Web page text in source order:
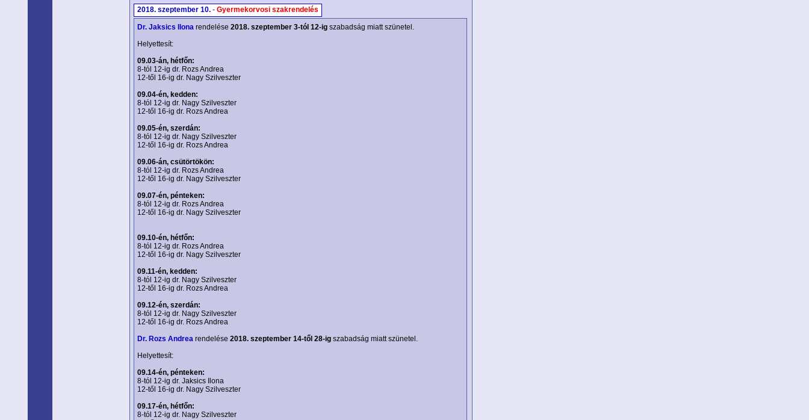
2018. szeptember 10. - Gyermekorvosi szakrendelés
Dr. Jaksics Ilona rendelése 2018. szeptember 3-tól 12-ig szabadság miatt szünetel.
Helyettesít:
09.03-án, hétfőn:
8-tól 12-ig dr. Rozs Andrea
12-től 16-ig dr. Nagy Szilveszter
09.04-én, kedden:
8-tól 12-ig dr. Nagy Szilveszter
12-től 16-ig dr. Rozs Andrea
09.05-én, szerdán:
8-tól 12-ig dr. Nagy Szilveszter
12-től 16-ig dr. Rozs Andrea
09.06-án, csütörtökön:
8-tól 12-ig dr. Rozs Andrea
12-től 16-ig dr. Nagy Szilveszter
09.07-én, pénteken:
8-tól 12-ig dr. Rozs Andrea
12-től 16-ig dr. Nagy Szilveszter
09.10-én, hétfőn:
8-tól 12-ig dr. Rozs Andrea
12-től 16-ig dr. Nagy Szilveszter
09.11-én, kedden:
8-tól 12-ig dr. Nagy Szilveszter
12-től 16-ig dr. Rozs Andrea
09.12-én, szerdán:
8-tól 12-ig dr. Nagy Szilveszter
12-től 16-ig dr. Rozs Andrea
Dr. Rozs Andrea rendelése 2018. szeptember 14-től 28-ig szabadság miatt szünetel.
Helyettesít:
09.14-én, pénteken:
8-tól 12-ig dr. Jaksics Ilona
12-től 16-ig dr. Nagy Szilveszter
09.17-én, hétfőn:
8-tól 12-ig dr. Nagy Szilveszter